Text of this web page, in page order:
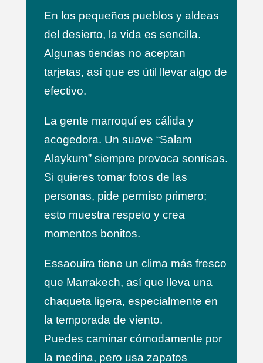
En los pequeños pueblos y aldeas
del desierto, la vida es sencilla.
Algunas tiendas no aceptan
tarjetas, así que es útil llevar algo de
efectivo.
La gente marroquí es cálida y
acogedora. Un suave “Salam
Alaykum” siempre provoca sonrisas.
Si quieres tomar fotos de las
personas, pide permiso primero;
esto muestra respeto y crea
momentos bonitos.
Essaouira tiene un clima más fresco
que Marrakech, así que lleva una
chaqueta ligera, especialmente en
la temporada de viento.
Puedes caminar cómodamente por
la medina, pero usa zapatos